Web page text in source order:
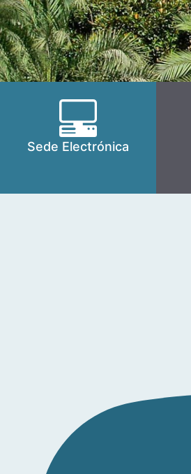
Sede Electrónica